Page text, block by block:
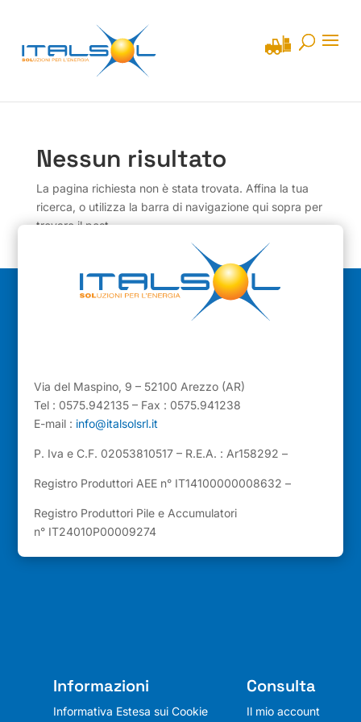
Nessun risultato
La pagina richiesta non è stata trovata. Affina la tua
ricerca, o utilizza la barra di navigazione qui sopra per
trovare il post.
Via del Maspino, 9 – 52100 Arezzo (AR)
Tel : 0575.942135 – Fax : 0575.941238
E-mail : info@italsolsrl.it
P. Iva e C.F. 02053810517 – R.E.A. : Ar158292 –
Registro Produttori AEE n° IT14100000008632 –
Registro Produttori Pile e Accumulatori
n° IT24010P00009274
Informazioni
Informativa Estesa sui Cookie
Consulta
Il mio account